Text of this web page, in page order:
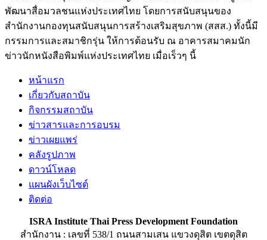
พัฒนาสื่อมวลชนแห่งประเทศไทย โดยการสนับสนุนของ
สำนักงานกองทุนสนับสนุนการสร้างเสริมสุขภาพ (สสส.) ทั้งนี้มี
กรรมการและสมาชิกรุ่น ให้การต้อนรับ ณ อาคารสมาคมนัก
ข่าวนักหนังสือพิมพ์แห่งประเทศไทย เมื่อเร็วๆ นี้
หน้าแรก
เกี่ยวกับสถาบัน
กิจกรรมสถาบัน
ข่าวสารและการอบรม
ข่าวเผยแพร่
คลังรูปภาพ
ดาวน์โหลด
แผนผังเว็บไซต์
ติดต่อ
ISRA Institute Thai Press Development Foundation
สำนักงาน : เลขที่ 538/1 ถนนสามเสน แขวงดุสิต เขตดุสิต